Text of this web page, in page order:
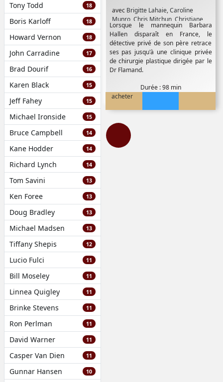
Tony Todd 18
Boris Karloff 18
Howard Vernon 18
John Carradine 17
Brad Dourif 16
Karen Black 15
Jeff Fahey 15
Michael Ironside 15
Bruce Campbell 14
Kane Hodder 14
Richard Lynch 14
Tom Savini 13
Ken Foree 13
Doug Bradley 13
Michael Madsen 13
Tiffany Shepis 12
Lucio Fulci 11
Bill Moseley 11
Linnea Quigley 11
Brinke Stevens 11
Ron Perlman 11
David Warner 11
Casper Van Dien 11
Gunnar Hansen 10
avec Brigitte Lahaie,Caroline
Munro, Chris Mitchun, Christiane
Jean,Helmut Berger,Stéphane
Audran
,Tely Savalas
Lorsque le mannequin Barbara
Hallen disparaît en France, le
détective privé de son père retrace
ses pas jusqu'à une clinique privée
de chirurgie plastique dirigée par le
Dr Flamand.
Durée : 98 min
acheter